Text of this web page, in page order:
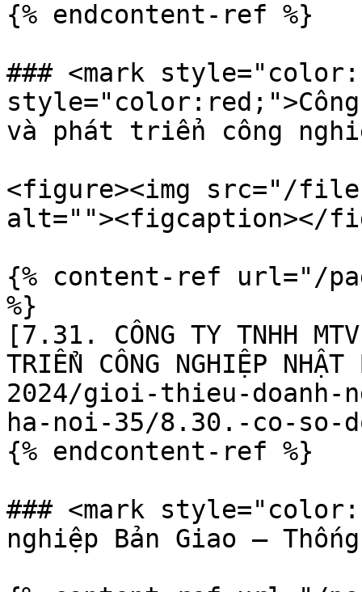
{% endcontent-ref %}
### <mark
style="color:red;">Công
và phát triển công
<figure><img src="/files/
alt=""><figcaption></
{% content-ref url="/
%}
[7.31. CÔNG TY TNHH
TRIỂN CÔNG NGHIỆP
2024/gioi-thieu-doanh-
ha-noi-35/8.30.-co-so-
{% endcontent-ref %}
### <mark
nghiệp Bản Giao –